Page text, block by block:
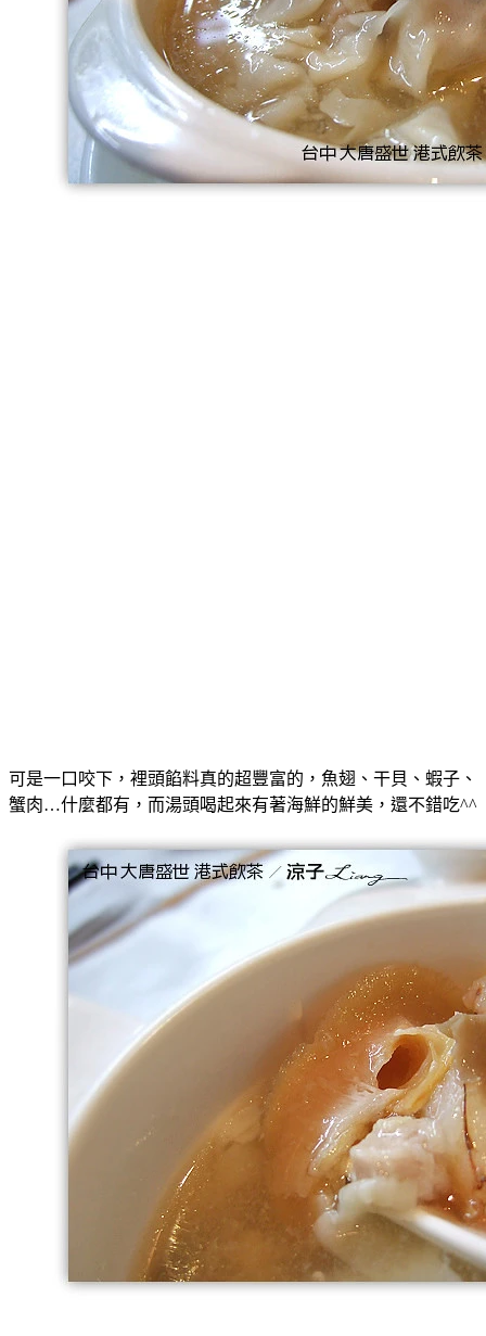
可是一口咬下，裡頭餡料真的超豐富的，魚翅、干貝、蝦子、
蟹肉…什麼都有，而湯頭喝起來有著海鮮的鮮美，還不錯吃^^